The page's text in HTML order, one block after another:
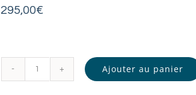
295,00€
Ajouter au panier